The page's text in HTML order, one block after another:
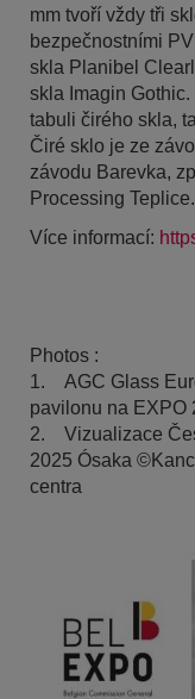
mm tvoří vždy tři
bezpečnostními
skla Planibel
skla Imagin
tabuli čirého skla,
Čiré sklo je ze
závodu Barevka,
Processing Teplice.
Více informací:
Photos :
1. AGC Glass
pavilonu na EXPO
2. Vizualizace
2025 Ósaka
centra